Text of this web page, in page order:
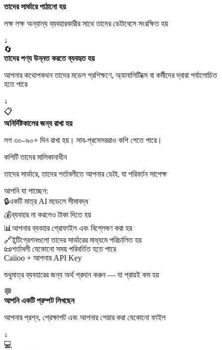
তাদের সার্ভারে পাঠানো হয়
লক্ষ লক্ষ অন্যান্য ব্যবহারকারীর সাথে তাদের ডেটাবেসে সংরক্ষিত হয়
↓
🔄
তাদের পণ্য উন্নত করতে ব্যবহৃত হয়
আপনার কথোপকথন তাদের মডেল প্রশিক্ষণে, অ্যানালিটিক্সে বা কর্মীদের দ্বারা পর্যালোচিত
হতে পারে
↓
📋
অনির্দিষ্টকালের জন্য রাখা হয়
লগ ৩০–৯০+ দিন রাখা হয়। সাব-প্রসেসররাও কপি পেতে পারে।
কপিটি তাদের মালিকানাধীন
তাদের সার্ভারে, তাদের শর্তাবলীতে আপনার ডেটা, যা পরিবর্তন সাপেক্ষ
আপনি যা পাচ্ছেন:
🔒একটি মাত্র AI মডেলে সীমাবদ্ধ
💰ব্যবহার না করলেও টাকা দিতে হয়
📊 আপনার ব্যবহার প্রোফাইল এবং বিশ্লেষণ করা হয়
🔗ইন্টিগ্রেশনগুলো তাদের সার্ভারের মাধ্যমে পরিচালিত হয়
📜শর্তাবলী যেকোনো সময় পরিবর্তিত হতে পারে
Caiioo + আপনার API Key
শুধুমাত্র ব্যবহারের জন্য অর্থ প্রদান করুন — যা প্রায়ই কম হয়
💬
আপনি একটি প্রম্পট লিখছেন
আপনার প্রশ্ন, প্রেক্ষাপট এবং আপনার শেয়ার করা যেকোনো ফাইল
↓
💻